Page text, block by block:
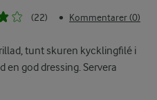
(22) • Kommentarer (0)
tunt skuren kycklingfilé i
god dressing. Servera